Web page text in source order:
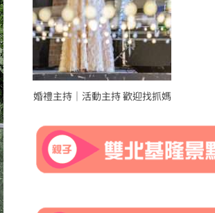
婚禮主持｜活動主持 歡迎找抓媽